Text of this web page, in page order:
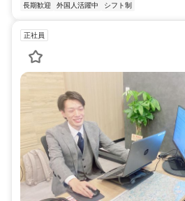
長期歓迎
外国人活躍中 シフト制
正社員